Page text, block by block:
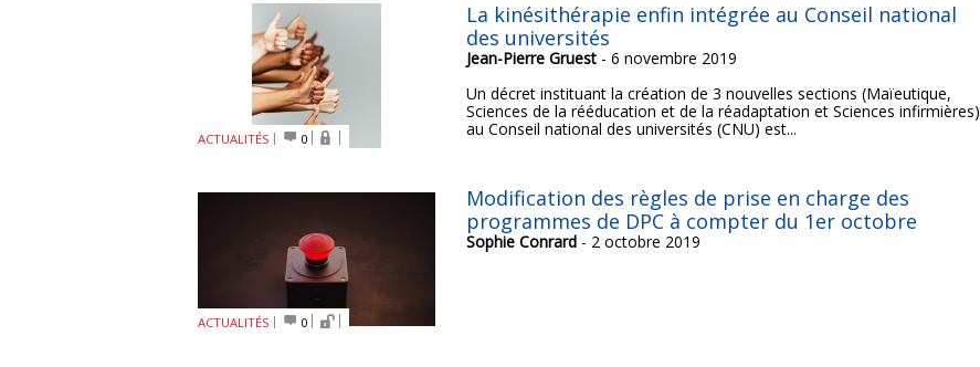
ACTUALITÉS 0
La kinésithérapie enfin intégrée au Conseil national
des universités
Jean-Pierre Gruest - 6 novembre 2019
Un décret instituant la création de 3 nouvelles sections (Maïeutique,
Sciences de la rééducation et de la réadaptation et Sciences infirmières)
au Conseil national des universités (CNU) est...
ACTUALITÉS 0
Modification des règles de prise en charge des
programmes de DPC à compter du 1er octobre
Sophie Conrard - 2 octobre 2019